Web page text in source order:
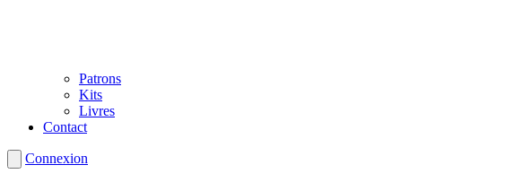
Patrons
Kits
Livres
Contact
Connexion